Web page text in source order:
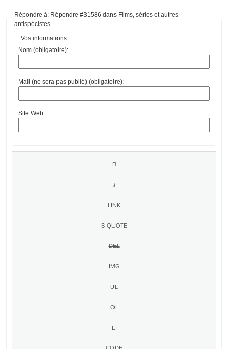
Répondre à: Répondre #31586 dans Films, séries et autres
antispécistes
Vos informations:
Nom (obligatoire):
Mail (ne sera pas publié) (obligatoire):
Site Web: